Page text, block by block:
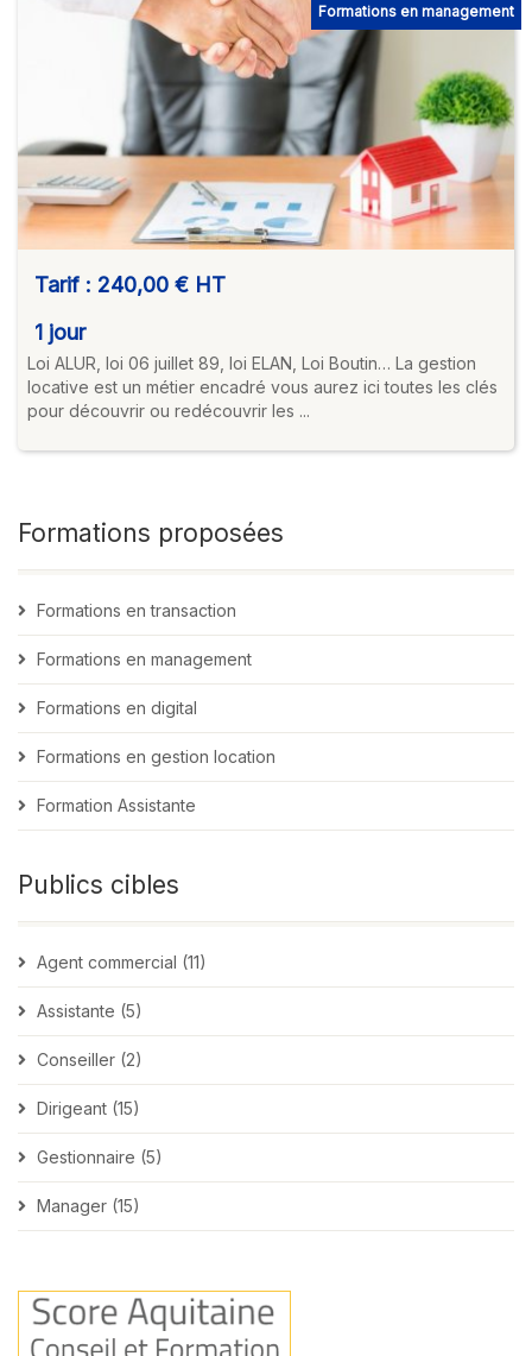
Formations en management
Tarif : 240,00 € HT
1 jour
Loi ALUR, loi 06 juillet 89, loi ELAN, Loi Boutin… La gestion
locative est un métier encadré vous aurez ici toutes les clés
pour découvrir ou redécouvrir les ...
Formations proposées
Formations en transaction
Formations en management
Formations en digital
Formations en gestion location
Formation Assistante
Publics cibles
Agent commercial (11)
Assistante (5)
Conseiller (2)
Dirigeant (15)
Gestionnaire (5)
Manager (15)